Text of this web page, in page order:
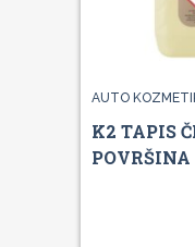
AUTO
K2 TAPIS
POVRŠINA